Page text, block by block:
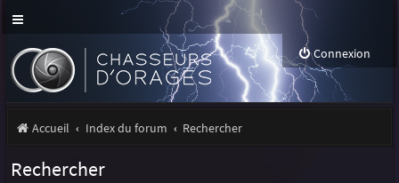
Connexion
Accueil Index du forum Rechercher
Rechercher